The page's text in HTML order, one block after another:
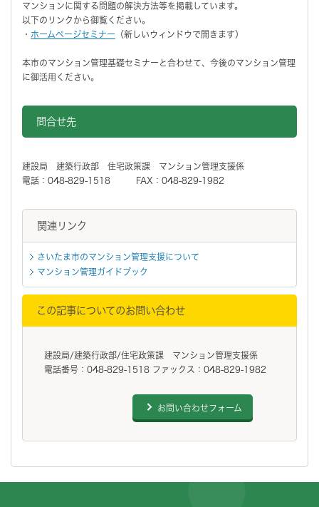
マンションに関する問題の解決方法等を掲載しています。
以下のリンクから御覧ください。
・ ホームページセミナー （新しいウィンドウで開きます）
本市のマンション管理基礎セミナーと合わせて、今後のマンション管理
に御活用ください。
問合せ先
建設局 建築行政部 住宅政策課 マンション管理支援係
電話：048-829-1518 FAX：048-829-1982
関連リンク
さいたま市のマンション管理支援について
マンション管理ガイドブック
この記事についてのお問い合わせ
建設局/建築行政部/住宅政策課 マンション管理支援係
電話番号：048-829-1518 ファックス：048-829-1982
お問い合わせフォーム